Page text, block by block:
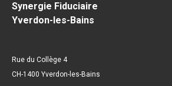
Synergie Fiduciaire
Yverdon-les-Bains
Rue du Collège 4
CH-1400 Yverdon-les-Bains